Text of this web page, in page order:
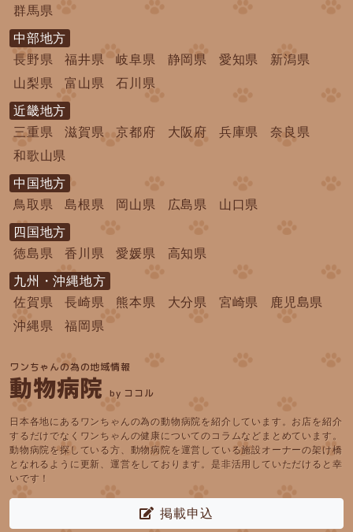
群馬県
中部地方
長野県
福井県 岐阜県 静岡県 愛知県
新潟県
山梨県
富山県 石川県
近畿地方
三重県
滋賀県 京都府 大阪府 兵庫県
奈良県
和歌山県
中国地方
鳥取県
島根県 岡山県 広島県 山口県
四国地方
徳島県
香川県 愛媛県 高知県
九州・沖縄地方
佐賀県
長崎県 熊本県 大分県 宮崎県
鹿児島県
沖縄県
福岡県
ワンちゃんの為の地域情報
動物病院 by ココル
日本各地にあるワンちゃんの為の動物病院を紹介しています。お店を紹介
するだけでなくワンちゃんの健康についてのコラムなどまとめています。
動物病院を探している方、動物病院を運営している施設オーナーの架け橋
となれるように更新、運営をしております。是非活用していただけると幸
いです！
掲載申込